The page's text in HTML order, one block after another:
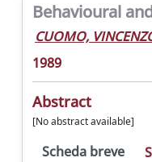
Behavioural
CUOMO,
1989
Abstract
[No abstract available]
Scheda breve